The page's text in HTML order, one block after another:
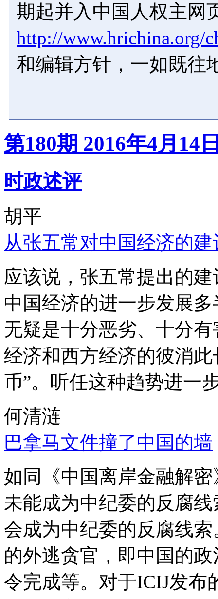
期起并入中国人权主网
http://www.hrichina.org/
和编辑方针，一如既往
第180期 2016年4月14
时政述评
胡平
从张五常对中国经济的
应该说，张五常提出的
中国经济的进一步发展
无疑是十分恶劣、十分
经济和西方经济的彼消
币”。听任这种趋势进一
何清涟
巴拿马文件撞了中国的墙
如同《中国离岸金融解
未能成为中纪委的反腐
会成为中纪委的反腐线
的外逃贪官，即中国的
令完成等。对于ICIJ发布